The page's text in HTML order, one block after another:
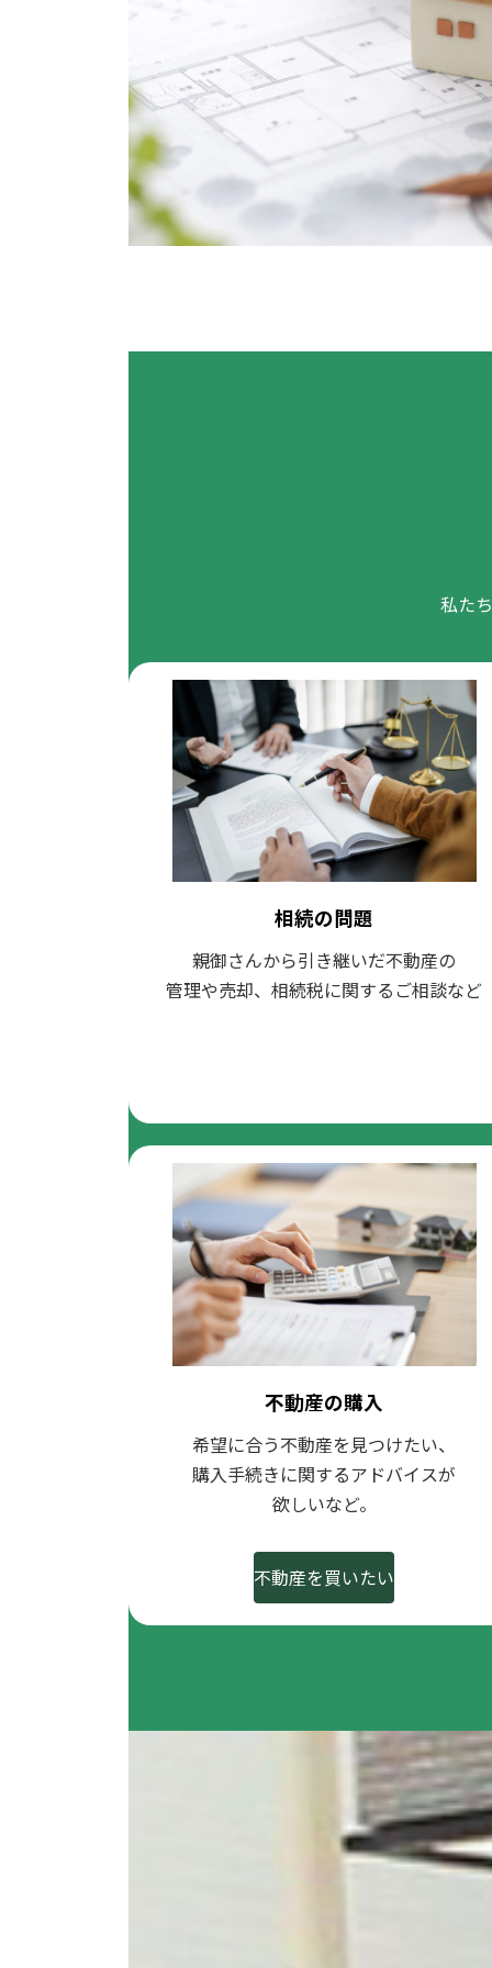
私た
相続の問題
親御さんから引き継いだ不動産の
管理や売却、相続税に関するご相談など
不動産の購入
希望に合う不動産を見つけたい、
購入手続きに関するアドバイスが
欲しいなど。
不動産を買いたい